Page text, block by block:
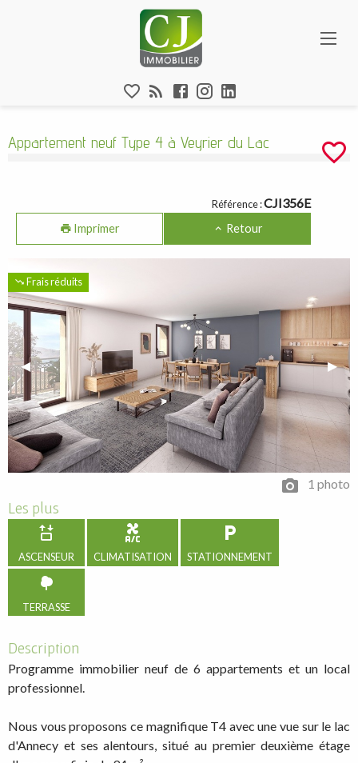
Appartement neuf Type 4 à Veyrier du
Appartement neuf Type 4 à Veyrier du Lac
Référence :CJI356E
Imprimer Retour
Frais réduits
Previous Slide
◀︎ Next
▶︎
1 photo
Les plus
ASCENSEUR CLIMATISATION STATIONNEMENT
TERRASSE
Description
Programme immobilier neuf de 6 appartements et un local
professionnel.
Nous vous proposons ce magnifique T4 avec une vue sur le lac
d'Annecy et ses alentours, situé au premier deuxième étage